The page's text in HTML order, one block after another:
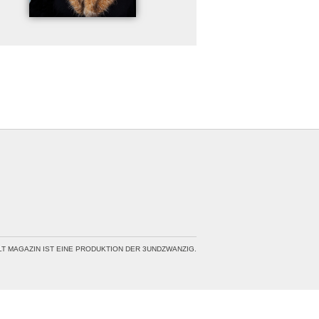
MAGAZIN IST EINE PRODUKTION DER 3UNDZWANZIG.